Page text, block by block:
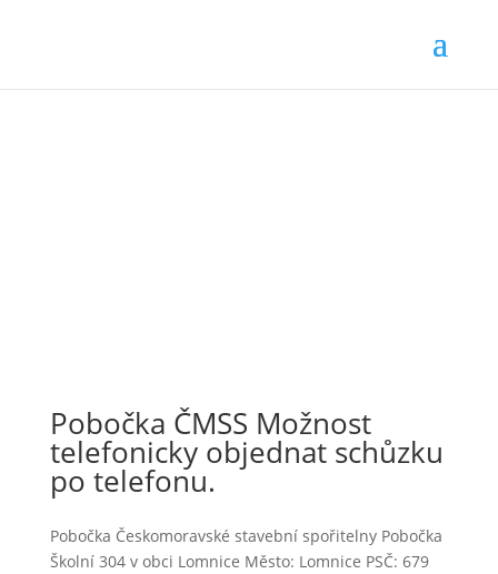
Pobočka ČMSS Možnost
telefonicky objednat schůzku
po telefonu.
Pobočka Českomoravské stavební spořitelny Pobočka
Školní 304 v obci Lomnice Město: Lomnice PSČ: 679